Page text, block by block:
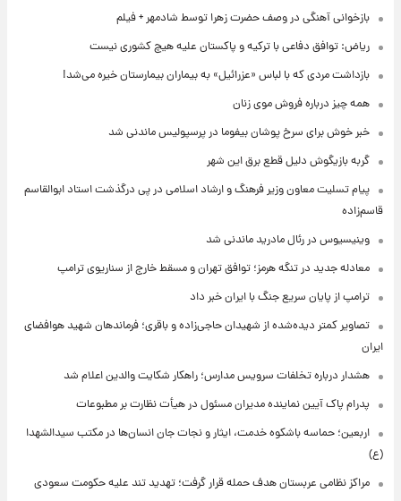
بازخوانی آهنگی در وصف حضرت زهرا توسط شادمهر + فیلم
ریاض: توافق دفاعی با ترکیه و پاکستان علیه هیچ کشوری نیست
بازداشت مردی که با لباس «عزرائیل» به بیماران بیمارستان خیره می‌شد!
همه چیز درباره فروش موی زنان
خبر خوش برای سرخ پوشان بیفوما در پرسپولیس ماندنی شد
گربه بازیگوش دلیل قطع برق این شهر
پیام تسلیت معاون وزیر فرهنگ و ارشاد اسلامی در پی درگذشت استاد ابوالقاسم
قاسم‌زاده
وینیسیوس در رئال مادرید ماندنی شد
معادله جدید در تنگه هرمز؛ توافق تهران و مسقط خارج از سناریوی ترامپ
ترامپ از پایان سریع جنگ با ایران خبر داد
تصاویر کمتر دیده‌شده از شهیدان حاجی‌زاده و باقری؛ فرماندهان شهید هوافضای
ایران
هشدار درباره تخلفات سرویس مدارس؛ راهکار شکایت والدین اعلام شد
پدرام پاک آیین نماینده مدیران مسئول در هیأت نظارت بر مطبوعات
اربعین؛ حماسه باشکوه خدمت، ایثار و نجات جان انسان‌ها در مکتب سیدالشهدا
(ع)
مراکز نظامی عربستان هدف حمله قرار گرفت؛ تهدید تند علیه حکومت سعودی